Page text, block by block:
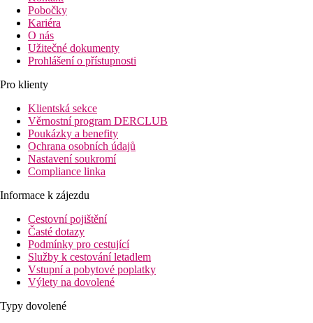
Pobočky
Kariéra
O nás
Užitečné dokumenty
Prohlášení o přístupnosti
Pro klienty
Klientská sekce
Věrnostní program DERCLUB
Poukázky a benefity
Ochrana osobních údajů
Nastavení soukromí
Compliance linka
Informace k zájezdu
Cestovní pojištění
Časté dotazy
Podmínky pro cestující
Služby k cestování letadlem
Vstupní a pobytové poplatky
Výlety na dovolené
Typy dovolené